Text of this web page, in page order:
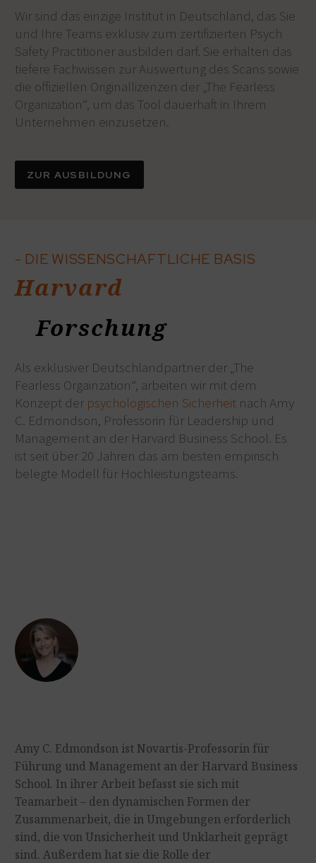
Wir sind das einzige Institut in Deutschland, das Sie
und Ihre Teams exklusiv zum zertifizierten Psych
Safety Practitioner ausbilden darf. Sie erhalten das
tiefere Fachwissen zur Auswertung des Scans sowie
die offiziellen Originallizenzen der „The Fearless
Organization“, um das Tool dauerhaft in Ihrem
Unternehmen einzusetzen.
ZUR AUSBILDUNG
- DIE WISSENSCHAFTLICHE BASIS
Harvard
Forschung
Als exklusiver Deutschlandpartner der „The
Fearless Orgainzation“, arbeiten wir mit dem
Konzept der psychologischen Sicherheit nach Amy
C. Edmondson, Professorin für Leadership und
Management an der Harvard Business School. Es
ist seit über 20 Jahren das am besten empirisch
belegte Modell für Hochleistungsteams.
Amy C. Edmondson ist Novartis-Professorin für
Führung und Management an der Harvard Business
School. In ihrer Arbeit befasst sie sich mit
Teamarbeit – den dynamischen Formen der
Zusammenarbeit, die in Umgebungen erforderlich
sind, die von Unsicherheit und Unklarheit geprägt
sind. Außerdem hat sie die Rolle der